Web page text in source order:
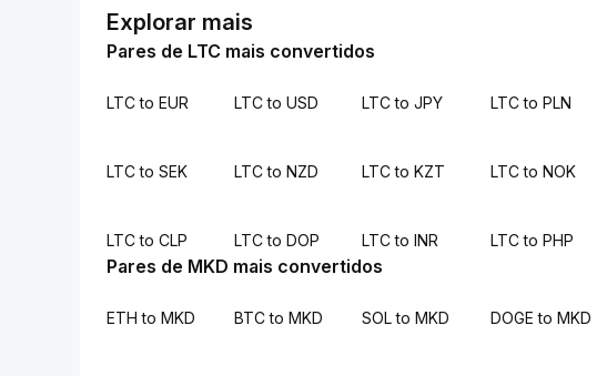
Explorar mais
Pares de LTC mais convertidos
LTC to EUR LTC to USD LTC to JPY LTC to PLN
LTC to SEK LTC to NZD LTC to KZT LTC to NOK
LTC to CLP LTC to DOP LTC to INR LTC to PHP
Pares de MKD mais convertidos
ETH to MKD BTC to MKD SOL to MKD DOGE to MKD